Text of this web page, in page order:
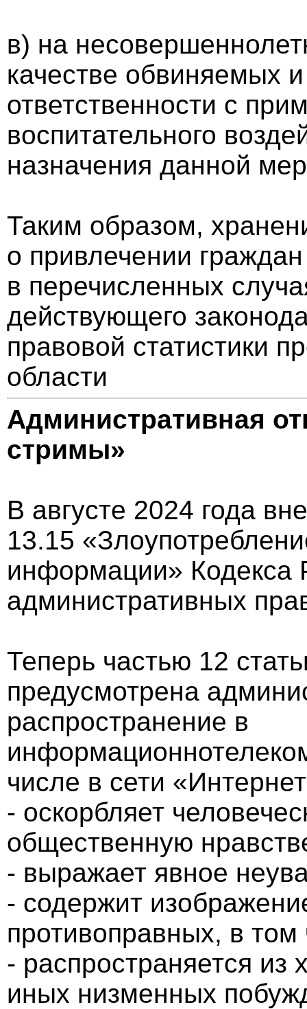
в) на
качестве обвиняемых
ответственности с
воспитательного
назначения данной
Таким образом,
о привлечении граждан
в перечисленных
действующего
правовой статистики
области
Административная
стримы»
В августе 2024 года
13.15
информации» Кодекса
административных
Теперь частью 12
предусмотрена
распространение в
числе в сети
- оскорбляет
общественную
- выражает явное
- содержит
противоправных, в
- распространяется из
иных низменных